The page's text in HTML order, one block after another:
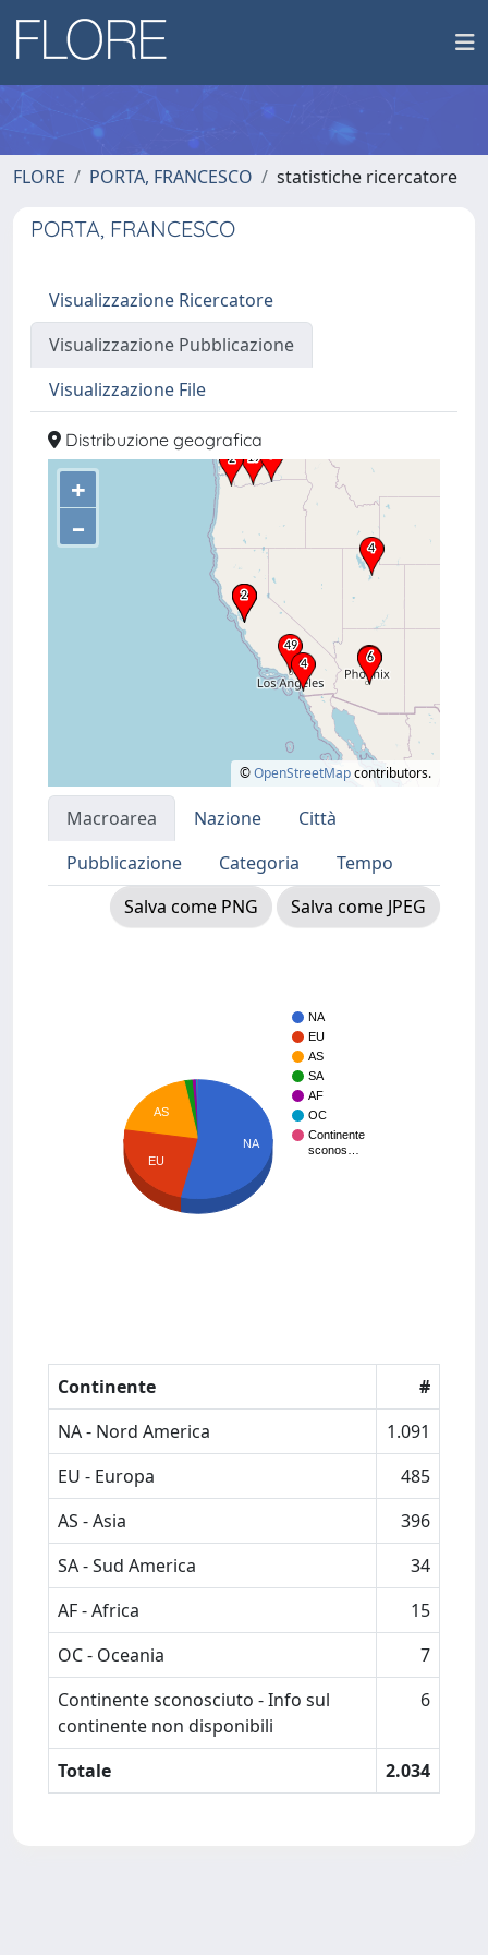
FLORE PORTA, FRANCESCO statistiche ricercatore
PORTA, FRANCESCO
Visualizzazione Ricercatore
Visualizzazione Pubblicazione
Visualizzazione File
Distribuzione geografica
+
–
©OpenStreetMapcontributors.
Macroarea Nazione
Città
Pubblicazione
Categoria
Tempo
Salva come PNG
Salva come JPEG
NA
EU
AS
SA
AF
OC
Continente
sconos…
AS
EU
NA
Continente
#
NA - Nord America
1.091
EU - Europa
485
AS - Asia
396
SA - Sud America
34
AF - Africa
15
OC - Oceania
7
Continente sconosciuto - Info sul
continente non disponibili
6
Totale 2.034